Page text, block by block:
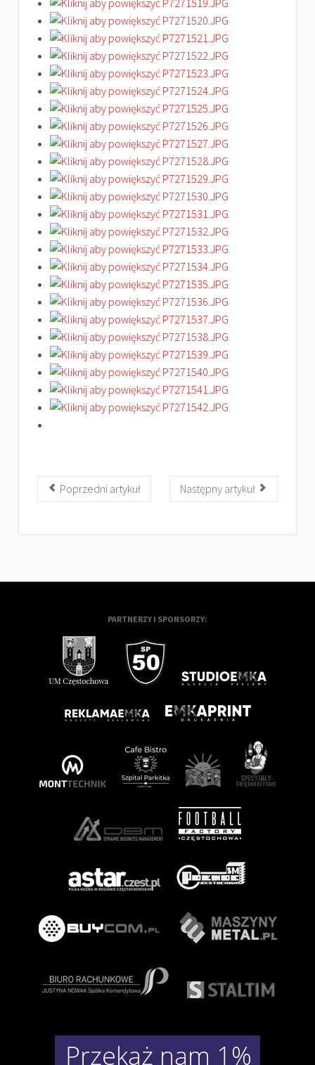
Poprzedni artykuł Następny artykuł
PARTNERZY I SPONSORZY: